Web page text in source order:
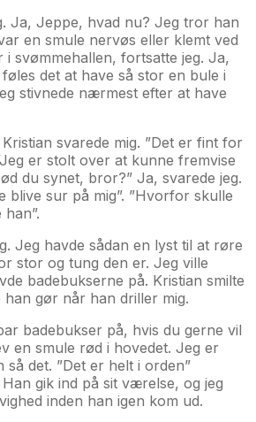
Ja, Jeppe, hvad nu? Jeg tror han
en smule nervøs eller klemt ved
i svømmehallen, fortsatte jeg. Ja,
det at have så stor en bule i
stivnede nærmest efter at have
svarede mig. ”Det er fint for
er stolt over at kunne fremvise
du synet, bror?” Ja, svarede jeg.
blive sur på mig”. ”Hvorfor skulle
Jeg havde sådan en lyst til at røre
stor og tung den er. Jeg ville
badebukserne på. Kristian smilte
han gør når han driller mig.
badebukser på, hvis du gerne vil
en smule rød i hovedet. Jeg er
så det. ”Det er helt i orden”
gik ind på sit værelse, og jeg
inden han igen kom ud.